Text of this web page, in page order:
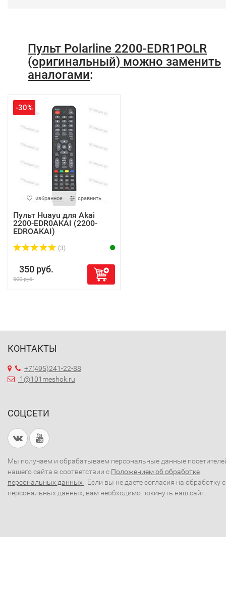
Пульт Polarline 2200-EDR1POLR
(оригинальный) можно заменить
аналогами:
-30%
избранное сравнить
Пульт Huayu для Akai
2200-EDR0AKAI (2200-
EDROAKAI)
(3)
350 руб.
500 руб.
КОНТАКТЫ
+7(495)241-22-88
1@101meshok.ru
СОЦСЕТИ
Мы получаем и обрабатываем персональные данные
нашего сайта в соответствии с Положением об обработке
персональных данных . Если вы не даете согласия на обработку
персональных данных, вам необходимо покинуть наш сайт.